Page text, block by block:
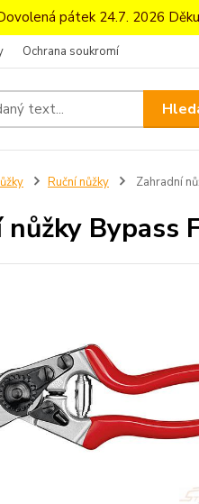
pátek 24.7. 2026
Ochrana soukromí
Ruční nůžky Zahradní
Bypass